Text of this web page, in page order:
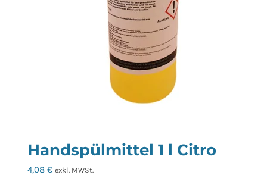
Handspülmittel 1 l Citro
4,08 € exkl. MWSt.